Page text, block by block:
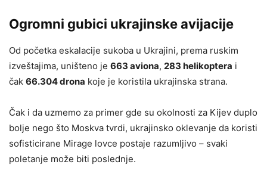
Ogromni gubici ukrajinske avijacije
Od početka eskalacije sukoba u Ukrajini, prema ruskim
izveštajima, uništeno je 663 aviona, 283 helikoptera i
čak 66.304 drona koje je koristila ukrajinska strana.
Čak i da uzmemo za primer gde su okolnosti za Kijev duplo
bolje nego što Moskva tvrdi, ukrajinsko oklevanje da koristi
sofisticirane Mirage lovce postaje razumljivo – svaki
poletanje može biti poslednje.